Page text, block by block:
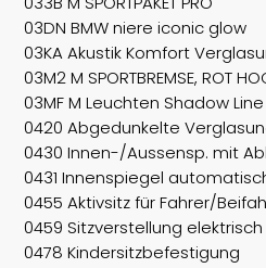
03DN BMW niere iconic glow
03KA Akustik Komfort
03M2 M SPORTBREMSE, ROT
03MF M Leuchten Shadow Line
0420 Abgedunkelte
0430 Innen-/Aussensp. mit
0431 Innenspiegel
0455 Aktivsitz für Fahrer/
0459 Sitzverstellung
0478 Kindersitzbefestigung